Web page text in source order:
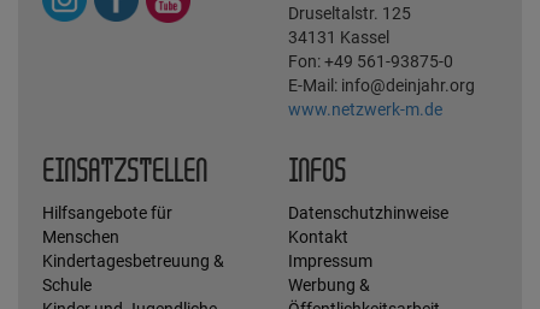
Druseltalstr. 125
34131 Kassel
Fon: +49 561-93875-0
E-Mail: info@deinjahr.org
www.netzwerk-m.de
EINSATZSTELLEN
Hilfsangebote für
Menschen
Kindertagesbetreuung &
Schule
INFOS
Datenschutzhinweise
Kontakt
Impressum
Werbung &